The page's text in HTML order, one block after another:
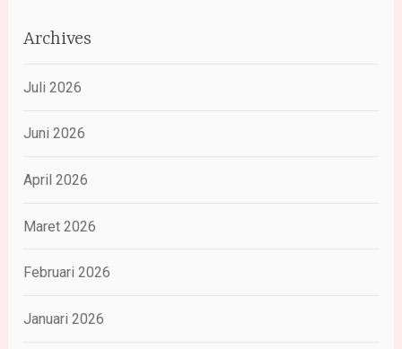
Archives
Juli 2026
Juni 2026
April 2026
Maret 2026
Februari 2026
Januari 2026